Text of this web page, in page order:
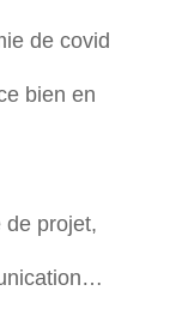
de covid
bien en
de projet,